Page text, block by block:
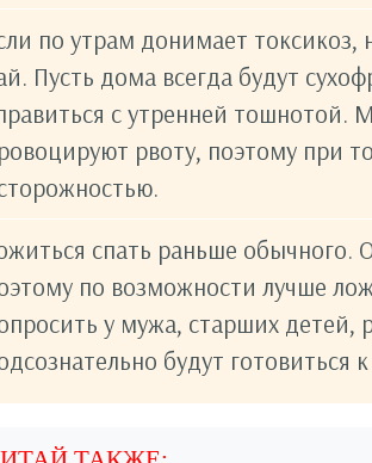
по утрам донимает токсикоз,
Пусть дома всегда будут
с утренней тошнотой.
рвоту, поэтому при
спать раньше обычного.
по возможности лучше
у мужа, старших детей,
будут